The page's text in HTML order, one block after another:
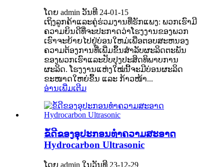
ໂດຍ admin ວັນທີ 24-01-15
ເຖິງລູກຄ້າແລະຄູ່ຮ່ວມງານທີ່ຮັກແພງ: ພວກເຮົາມີ
ຄວາມຍິນດີທີ່ຈະປະກາດວ່າໂຮງງານຂອງພວກ
ເຮົາຈະຍ້າຍໄປຢູ່ບ່ອນໃຫມ່ເພື່ອຕອບສະຫນອງ
ຄວາມຕ້ອງການທີ່ເພີ່ມຂຶ້ນສໍາລັບຜະລິດຕະພັນ
ຂອງພວກເຮົາແລະປັບປຸງປະສິດທິພາບການ
ຜະລິດ. ໂຮງງານ​ແຫ່ງ​ໃໝ່​ນີ້​ຈະ​ມີ​ບ່ອນ​ຜະລິດ​
ຂະໜາດ​ໃຫຍ່​ຂຶ້ນ ​ແລະ ກ້າວ​ໜ້າ...
ອ່ານເພີ່ມເຕີມ
ຂໍ້ດີຂອງອຸປະກອນທໍາຄວາມສະອາດ
Hydrocarbon Ultrasonic
ໂດຍ admin ໃນວັນທີ 23-12-29